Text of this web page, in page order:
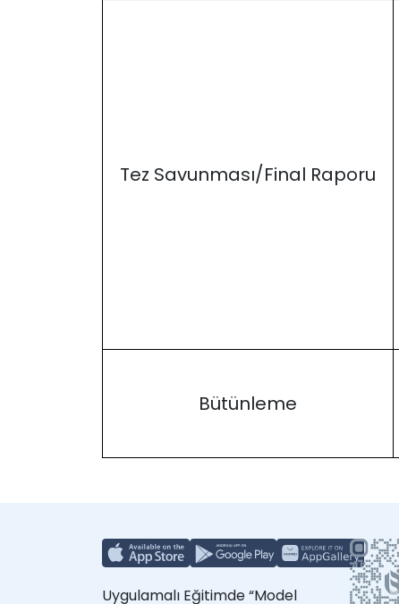
Tez Savunması/Final Raporu
Bütünleme
Uygulamalı Eğitimde “Model